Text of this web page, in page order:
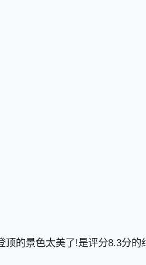
的景色太美了!是评分8.3分